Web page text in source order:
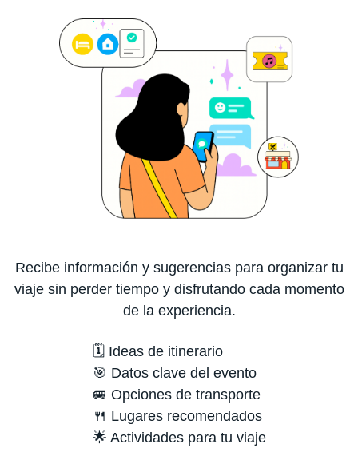
Recibe información y sugerencias para organizar tu
viaje sin perder tiempo y disfrutando cada momento
de la experiencia.
🗓️ Ideas de itinerario
🎯 Datos clave del evento
🚐 Opciones de transporte
🍴 Lugares recomendados
🌟 Actividades para tu viaje